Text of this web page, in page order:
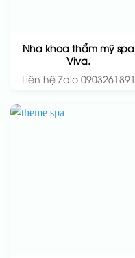
Nha khoa thẩm mỹ spa
Viva.
Liên hệ Zalo 0903261891